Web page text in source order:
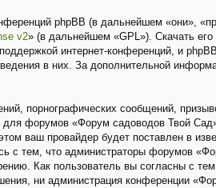
phpBB (в дальнейшем «они»,
v2» (в дальнейшем «GPL»). Скачать
интернет-конференций, и
в них. За дополнительной
порнографических сообщений,
для форумов «Форум садоводов Твой
ваш провайдер будет поставлен в
с тем, что администраторы форумов
Как пользователь вы согласны с
ни администрация конференции